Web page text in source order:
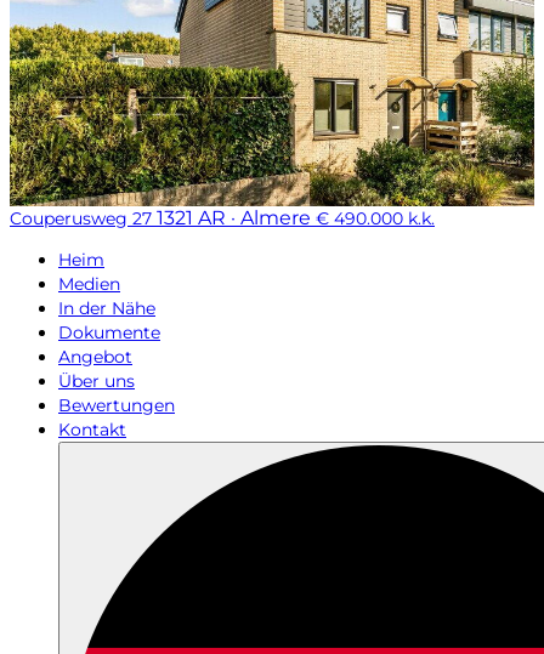
Couperusweg 27 1321 AR · Almere € 490.000 k.k.
Heim
Medien
In der Nähe
Dokumente
Angebot
Über uns
Bewertungen
Kontakt